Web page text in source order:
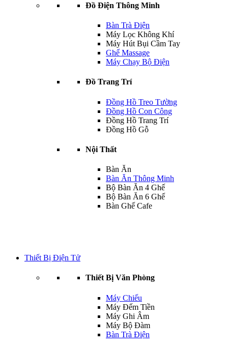
Đồ Điện Thông Minh
Bàn Trà Điện
Máy Lọc Không Khí
Máy Hút Bụi Cầm Tay
Ghế Massage
Máy Chạy Bộ Điện
Đồ Trang Trí
Đồng Hồ Treo Tường
Đồng Hồ Con Công
Đồng Hồ Trang Trí
Đồng Hồ Gỗ
Nội Thất
Bàn Ăn
Bàn Ăn Thông Minh
Bộ Bàn Ăn 4 Ghế
Bộ Bàn Ăn 6 Ghế
Bàn Ghế Cafe
Thiết Bị Điện Tử
Thiết Bị Văn Phòng
Máy Chiếu
Máy Đếm Tiền
Máy Ghi Âm
Máy Bộ Đàm
Bàn Trà Điện